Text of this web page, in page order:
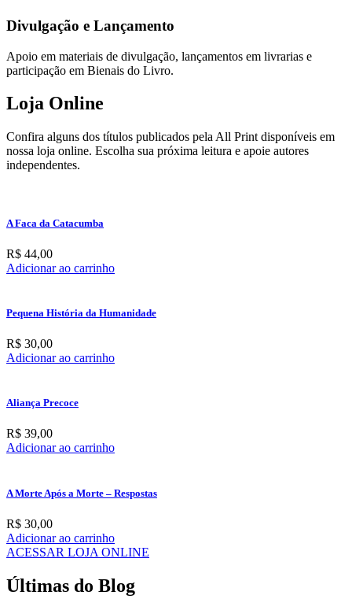
Divulgação e Lançamento
Apoio em materiais de divulgação, lançamentos em livrarias e
participação em Bienais do Livro.
Loja Online
Confira alguns dos títulos publicados pela All Print disponíveis em
nossa loja online. Escolha sua próxima leitura e apoie autores
independentes.
A Faca da Catacumba
R$ 44,00
Adicionar ao carrinho
Pequena História da Humanidade
R$ 30,00
Adicionar ao carrinho
Aliança Precoce
R$ 39,00
Adicionar ao carrinho
A Morte Após a Morte – Respostas
R$ 30,00
Adicionar ao carrinho
ACESSAR LOJA ONLINE
Últimas do Blog